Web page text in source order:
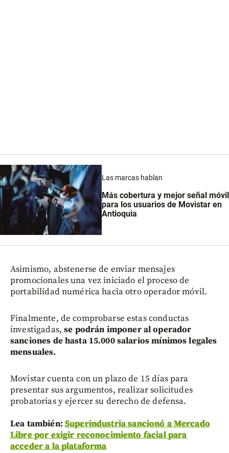
Las marcas hablan
Más cobertura y mejor señal móvil
para los usuarios de Movistar en
Antioquia
Asimismo, abstenerse de enviar mensajes
promocionales una vez iniciado el proceso de
portabilidad numérica hacia otro operador móvil.
Finalmente, de comprobarse estas conductas
investigadas, se podrán imponer al operador
sanciones de hasta 15.000 salarios mínimos legales
mensuales.
Movistar cuenta con un plazo de 15 días para
presentar sus argumentos, realizar solicitudes
probatorias y ejercer su derecho de defensa.
Lea también: Superindustria sancionó a Mercado
Libre por exigir reconocimiento facial para
acceder a la plataforma